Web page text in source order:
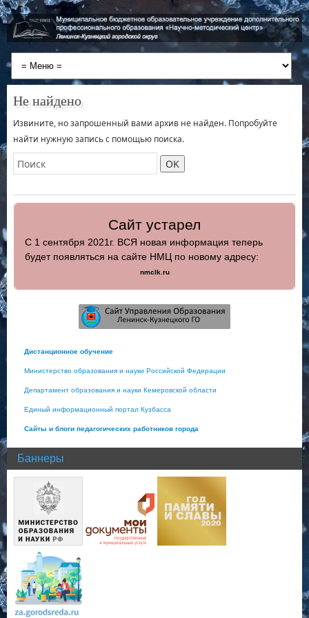
Не найдено
Извините, но запрошенный вами архив не найден. Попробуйте
найти нужную запись с помощью поиска.
Сайт устарел
С 1 сентября 2021г. ВСЯ новая информация теперь
будет появляться на сайте НМЦ по новому адресу:
nmclk.ru
Дистанционное обучение
Министерство образования и науки Российской Федерации
Департамент образования и науки Кемеровской области
Единый информационный портал Кузбасса
Сайты и блоги педагогических работников города
Баннеры